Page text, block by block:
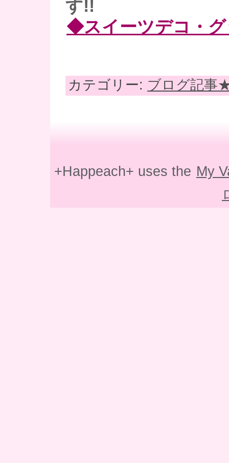
す!!
◆スイーツデコ・
カテゴリー: ブログ記事
+Happeach+ uses the My